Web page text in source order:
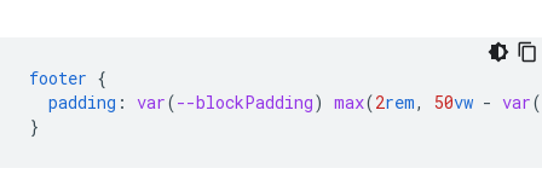
footer {
padding : var(--blockPadding) max(2rem, 50vw - var(
}